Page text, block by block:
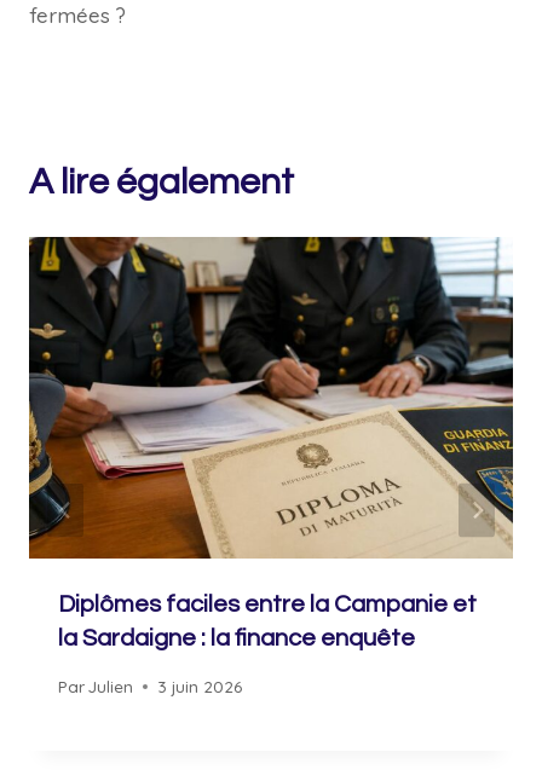
fermées ?
A lire également
Diplômes faciles entre la Campanie et
la Sardaigne : la finance enquête
ParJulien 3 juin 2026